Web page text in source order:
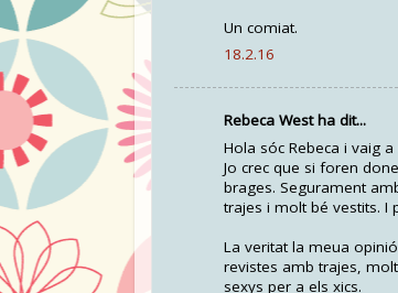
Un comiat.
18.2.16
Rebeca West ha dit...
Hola sóc Rebeca i vaig
Jo crec que si foren
brages. Segurament
trajes i molt bé vestits. I
La veritat la meua
revistes amb trajes,
sexys per a els xics.